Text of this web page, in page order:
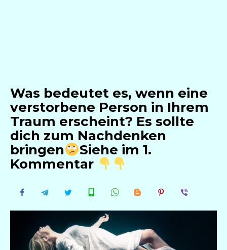
Was bedeutet es, wenn eine
verstorbene Person in Ihrem
Traum erscheint? Es sollte
dich zum Nachdenken
bringen
Siehe im 1.
Kommentar